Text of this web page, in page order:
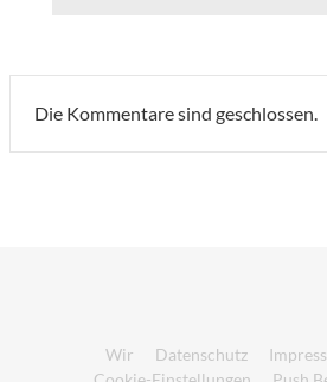
Die Kommentare sind geschlossen.
Wir Datenschutz